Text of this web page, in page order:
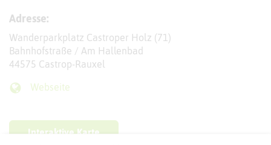
Adresse:
Wanderparkplatz Castroper Holz (71)
Bahnhofstraße / Am Hallenbad
44575 Castrop-Rauxel
Webseite
Interaktive Karte